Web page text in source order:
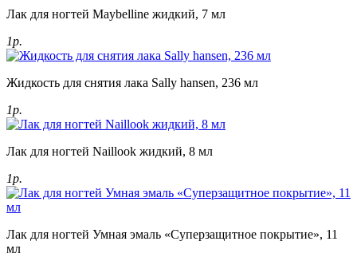
Лак для ногтей Maybelline жидкий, 7 мл
1р.
Жидкость для снятия лака Sally hansen, 236 мл
1р.
Лак для ногтей Naillook жидкий, 8 мл
1р.
Лак для ногтей Умная эмаль «Суперзащитное покрытие», 11
мл